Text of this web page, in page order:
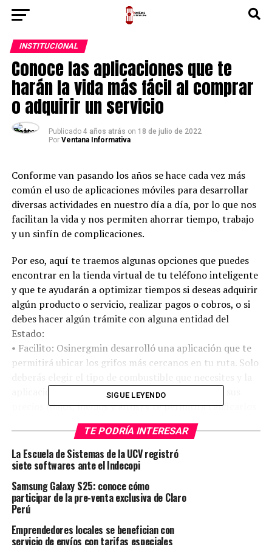
INSTITUCIONAL
Conoce las aplicaciones que te
harán la vida más fácil al comprar
o adquirir un servicio
Publicado 4 años atrás on 18 de julio de 2022
Por Ventana Informativa
Conforme van pasando los años se hace cada vez más
común el uso de aplicaciones móviles para desarrollar
diversas actividades en nuestro día a día, por lo que nos
facilitan la vida y nos permiten ahorrar tiempo, trabajo
y un sinfín de complicaciones.
Por eso, aquí te traemos algunas opciones que puedes
encontrar en la tienda virtual de tu teléfono inteligente
y que te ayudarán a optimizar tiempos si deseas adquirir
algún producto o servicio, realizar pagos o cobros, o si
debes hacer algún trámite con alguna entidad del
Estado:
• Facilito: Osinergmin desarrolló una aplicación que te
permitirá ubicar los grifos más cercanos en tu ruta. Solo
aplicación clasificará los establecimientos según sus
precios (bajos, medios y altos) y te permitirá calificarlos
de acuerdo a tu experiencia.
• Págalo.pe: A través de este aplicativo podrás agilizar el
pago de tus trámites en entidades públicas como
SUNAT, entre otras. Asimismo, tendrás la opción de
pagar de manera virtual o generar un recibo, con el que
Nación o Agente Multired para pagarlo.
SIGUE LEYENDO
TE PODRÍA INTERESAR
La Escuela de Sistemas de la UCV registró
siete softwares ante el Indecopi
Samsung Galaxy S25: conoce cómo
participar de la pre-venta exclusiva de Claro
Perú
Emprendedores locales se benefician con
servicio de envíos con tarifas especiales